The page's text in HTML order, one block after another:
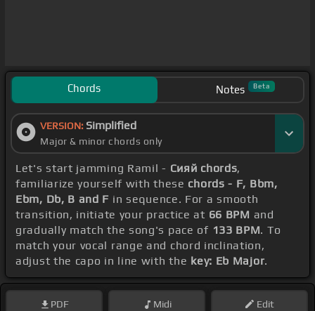
Chords Notes Beta
VERSION: Simplified
Major & minor chords only
Let's start jamming Ramil - Сияй chords,
familiarize yourself with these chords - F, Bbm,
Ebm, Db, B and F in sequence. For a smooth
transition, initiate your practice at 66 BPM and
gradually match the song's pace of 133 BPM. To
match your vocal range and chord inclination,
adjust the capo in line with the key: Eb Major.
PDF Midi Edit